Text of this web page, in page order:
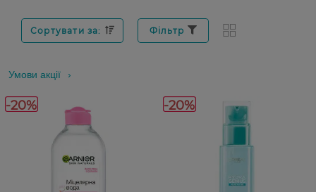
Сортувати за: Фільтр
Умови акції
-20% -20%